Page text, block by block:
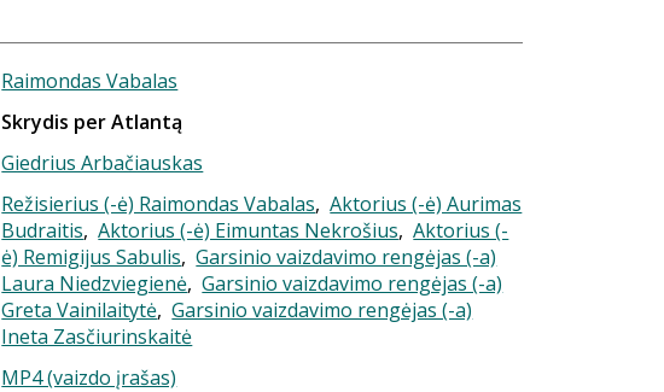
Raimondas Vabalas
Skrydis per Atlantą
Giedrius Arbačiauskas
Režisierius (-ė) Raimondas Vabalas,Aktorius (-ė) Aurimas
Budraitis,Aktorius (-ė) Eimuntas Nekrošius,Aktorius (-
ė) Remigijus Sabulis,Garsinio vaizdavimo rengėjas (-a)
Laura Niedzviegienė,Garsinio vaizdavimo rengėjas (-a)
Greta Vainilaitytė,Garsinio vaizdavimo rengėjas (-a)
Ineta Zasčiurinskaitė
MP4 (vaizdo įrašas)